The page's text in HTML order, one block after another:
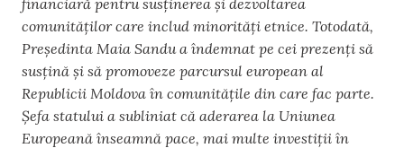
comunităților care includ minorități etnice. Totodată,
Președinta Maia Sandu a îndemnat pe cei prezenți să
susțină și să promoveze parcursul european al
Republicii Moldova în comunitățile din care fac parte.
Șefa statului a subliniat că aderarea la Uniunea
Europeană înseamnă pace, mai multe investiții în